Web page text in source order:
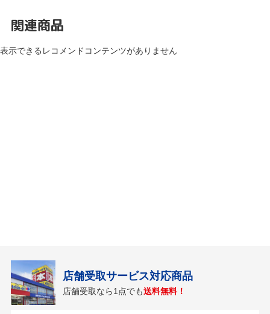
関連商品
表示できるレコメンドコンテンツがありません
店舗受取サービス対応商品
店舗受取なら1点でも送料無料！